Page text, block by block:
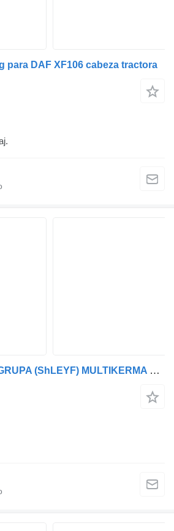
para DAF XF106 cabeza tractora
DAF KONTAKTNA GRUPA (ShLEYF) MULTIKERMA DAF XF106 EURO 6 2143880 clockspring para DAF XF cabeza tractora